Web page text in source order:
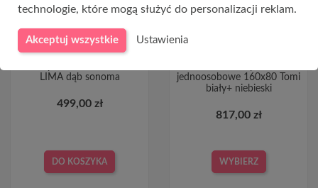
LIMA dąb sonoma
499,00 zł
DO KOSZYKA
jednoosobowe 160x80 Tomi
biały+ niebieski
817,00 zł
WYBIERZ
technologie, które mogą służyć do personalizacji reklam.
Akceptuj wszystkie Ustawienia